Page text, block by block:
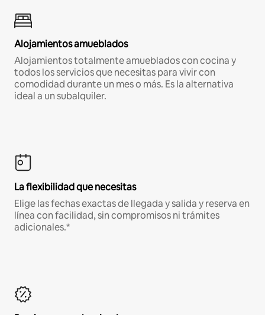
Alojamientos amueblados
Alojamientos totalmente amueblados con cocina y
todos los servicios que necesitas para vivir con
comodidad durante un mes o más. Es la alternativa
ideal a un subalquiler.
La flexibilidad que necesitas
Elige las fechas exactas de llegada y salida y reserva en
línea con facilidad, sin compromisos ni trámites
adicionales.*